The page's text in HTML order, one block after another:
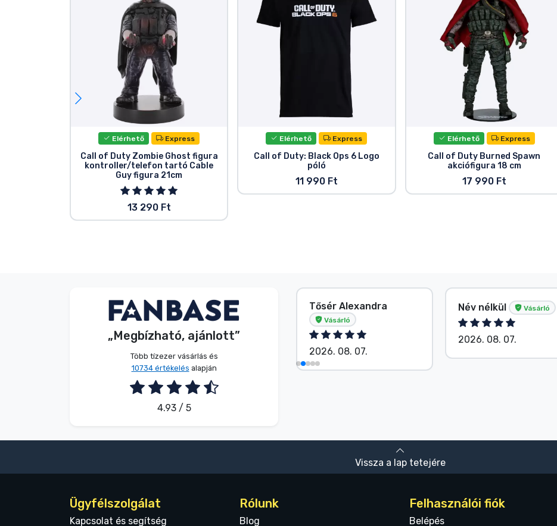
Elérhető Express
Call of Duty Zombie Ghost figura
kontroller/telefon tartó Cable
Guy figura 21cm
13 290 Ft
Elérhető Express
Call of Duty: Black Ops 6 Logo
póló
11 990 Ft
Elérhető Express
Call of Duty Burned Spawn
akciófigura 18 cm
17 990 Ft
„Megbízható, ajánlott”
Több tízezer vásárlás és
10734 értékelés alapján
4.93 / 5
S. Kevin Vásárló
2026. 08. 07.
Tősér Alexandra
Vásárló
2026. 08. 07.
Név nélkül Vásárló
2026. 08. 07.
Vissza a lap tetejére
Ügyfélszolgálat
Kapcsolat és segítség
Rólunk
Blog
Felhasználói fiók
Belépés